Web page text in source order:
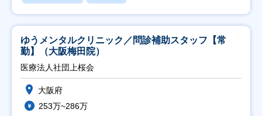
ゆうメンタルクリニック／問診補助スタッフ【常
勤】（大阪梅田院）
医療法人社団上桜会
大阪府
253万~286万